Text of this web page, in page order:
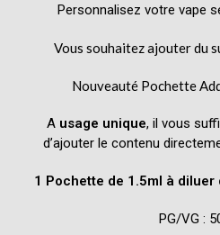
Personnalisez votre vape
Vous souhaitez ajouter du
Nouveauté Pochette
A usage unique, il vous
d’ajouter le contenu
1 Pochette de 1.5ml à diluer
PG/VG :